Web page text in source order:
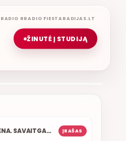
RADIO RRADIO FIESTARADIJAS.LT
ŽINUTĖ Į STUDIJĄ
GERIAUSIA DIENA. SAVAITGALIS ĮRAŠAS